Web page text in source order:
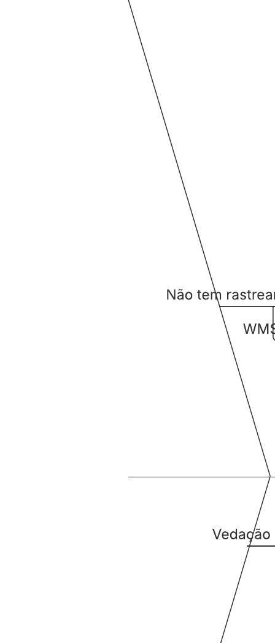
Este exemplo de modelo de diagrama de causa e efeito pode ajudá-
Identificar as causas potenciais de um efeito observado.